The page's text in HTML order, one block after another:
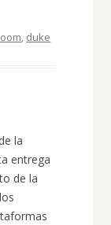
duke
la
entrega
de la